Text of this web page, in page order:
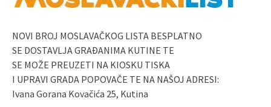
NOVI BROJ MOSLAVAČKOG LISTA BESPLATNO
SE DOSTAVLJA GRAĐANIMA KUTINE TE
SE MOŽE PREUZETI NA KIOSKU TISKA
I UPRAVI GRADA POPOVAČE TE NA NAŠOJ ADRESI:
Ivana Gorana Kovačića 25, Kutina